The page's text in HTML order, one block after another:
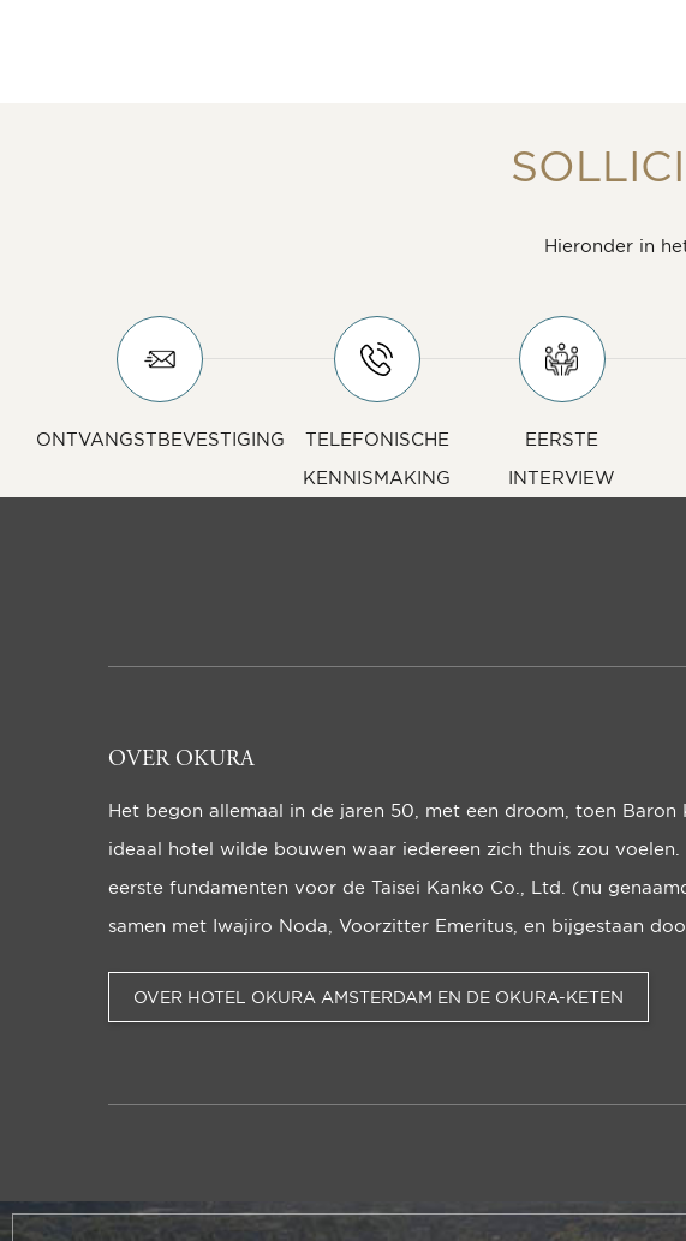
Hieronder in
ONTVANGSTBEVESTIGING
TELEFONISCHE
KENNISMAKING
EERSTE
INTERVIEW
OVER OKURA
Het begon allemaal in de jaren 50, met een droom, toen Baron
ideaal hotel wilde bou­wen waar iedereen zich thuis zou voelen.
eerste funda­men­ten voor de Taisei Kanko Co., Ltd. (nu
samen met Iwajiro Noda, Voorzitter Emeritus, en bijgestaan
OVER HOTEL OKURA AMSTERDAM EN DE OKURA-KETEN